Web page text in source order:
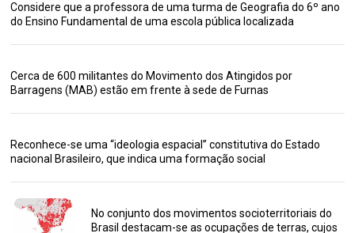
Considere que a professora de uma turma de Geografia do 6º ano
do Ensino Fundamental de uma escola pública localizada
Cerca de 600 militantes do Movimento dos Atingidos por
Barragens (MAB) estão em frente à sede de Furnas
Reconhece-se uma “ideologia espacial” constitutiva do Estado
nacional Brasileiro, que indica uma formação social
No conjunto dos movimentos socioterritoriais do
Brasil destacam-se as ocupações de terras, cujos